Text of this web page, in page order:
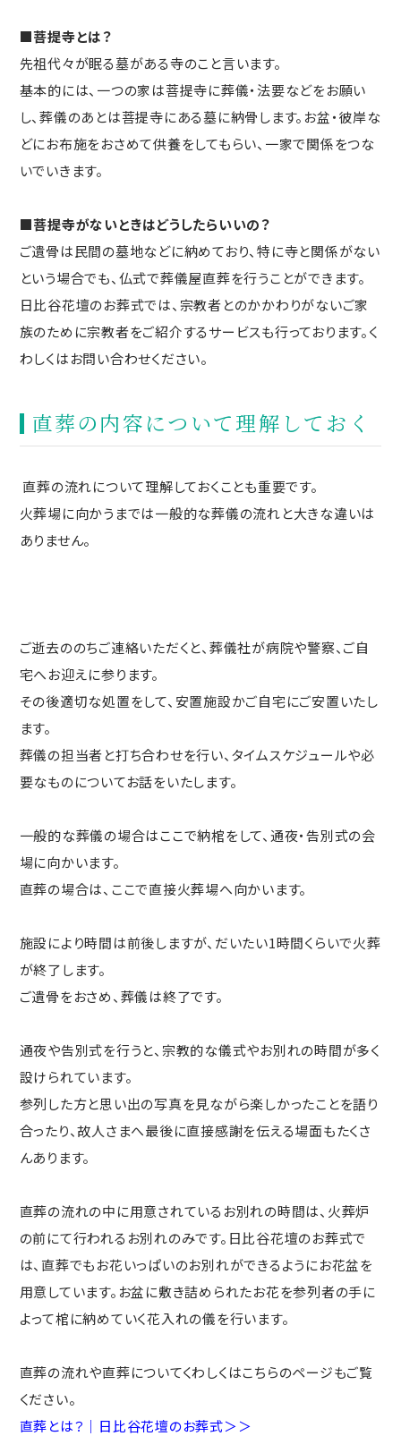
■菩提寺とは？
先祖代々が眠る墓がある寺のこと言います。
基本的には、一つの家は菩提寺に葬儀・法要などをお願い
し、葬儀のあとは菩提寺にある墓に納骨します。お盆・彼岸な
どにお布施をおさめて供養をしてもらい、一家で関係をつな
いでいきます。
■菩提寺がないときはどうしたらいいの？
ご遺骨は民間の墓地などに納めており、特に寺と関係がない
という場合でも、仏式で葬儀屋直葬を行うことができます。
日比谷花壇のお葬式では、宗教者とのかかわりがないご家
族のために宗教者をご紹介するサービスも行っております。く
わしくはお問い合わせください。
直葬の内容について理解しておく
直葬の流れについて理解しておくことも重要です。
火葬場に向かうまでは一般的な葬儀の流れと大きな違いは
ありません。
ご逝去ののちご連絡いただくと、葬儀社が病院や警察、ご自
宅へお迎えに参ります。
その後適切な処置をして、安置施設かご自宅にご安置いたし
ます。
葬儀の担当者と打ち合わせを行い、タイムスケジュールや必
要なものについてお話をいたします。
一般的な葬儀の場合はここで納棺をして、通夜・告別式の会
場に向かいます。
直葬の場合は、ここで直接火葬場へ向かいます。
施設により時間は前後しますが、だいたい1時間くらいで火葬
が終了します。
ご遺骨をおさめ、葬儀は終了です。
通夜や告別式を行うと、宗教的な儀式やお別れの時間が多く
設けられています。
参列した方と思い出の写真を見ながら楽しかったことを語り
合ったり、故人さまへ最後に直接感謝を伝える場面もたくさ
んあります。
直葬の流れの中に用意されているお別れの時間は、火葬炉
の前にて行われるお別れのみです。日比谷花壇のお葬式で
は、直葬でもお花いっぱいのお別れができるようにお花盆を
用意しています。お盆に敷き詰められたお花を参列者の手に
よって棺に納めていく花入れの儀を行います。
直葬の流れや直葬についてくわしくはこちらのページもご覧
ください。
直葬とは？｜日比谷花壇のお葬式＞＞